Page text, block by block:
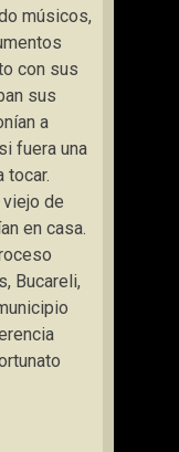
músicos,
con sus
sus
a
fuera una
tocar.
de
en casa.
Bucareli,